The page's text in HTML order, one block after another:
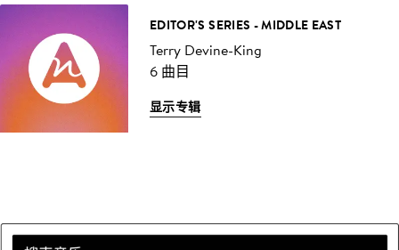
EDITOR'S SERIES - MIDDLE EAST
Terry Devine-King
6 曲目
显示专辑